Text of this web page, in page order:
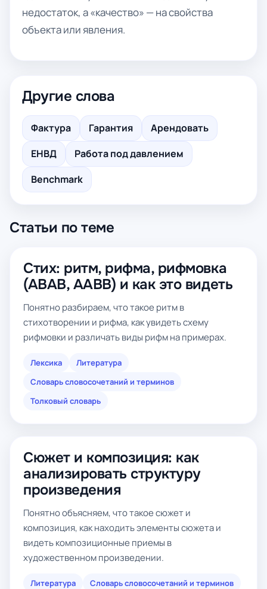
недостаток, а «качество» — на свойства
объекта или явления.
Другие слова
Фактура Гарантия
Арендовать
ЕНВД
Работа под давлением
Benchmark
Статьи по теме
Стих: ритм, рифма, рифмовка
(ABAB, AABB) и как это видеть
Понятно разбираем, что такое ритм в
стихотворении и рифма, как увидеть схему
рифмовки и различать виды рифм на примерах.
Лексика
Литература
Словарь словосочетаний и терминов
Толковый словарь
Сюжет и композиция: как
анализировать структуру
произведения
Понятно объясняем, что такое сюжет и
композиция, как находить элементы сюжета и
видеть композиционные приемы в
художественном произведении.
Литература
Словарь словосочетаний и терминов